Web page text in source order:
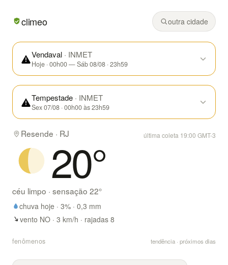
Em Resende/RJ hoje: céu limpo, mínima de 15° e máxima
climeo outra cidade
Vendaval · INMET
Hoje · 00h00 — Sáb 08/08 · 23h59
Tempestade · INMET
Sex 07/08 · 00h00 às 23h59
Resende · RJ última coleta 19:00 GMT-3
20°
céu limpo · sensação 22°
chuva hoje · 3% · 0,3 mm
vento NO · 3 km/h · rajadas 8
fenômenos tendência · próximos dias